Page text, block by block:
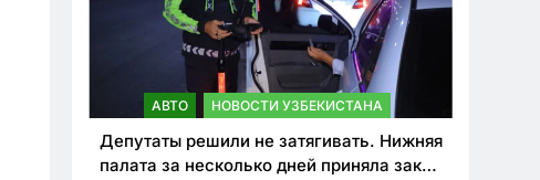
АВТО НОВОСТИ УЗБЕКИСТАНА
Депутаты решили не затягивать. Нижняя
палата за несколько дней приняла закон